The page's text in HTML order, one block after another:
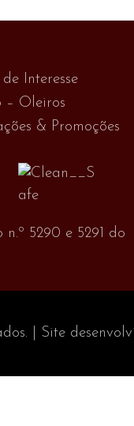
de Interesse
– Oleiros
& Promoções
n.º 5290 e 5291 do
| Site